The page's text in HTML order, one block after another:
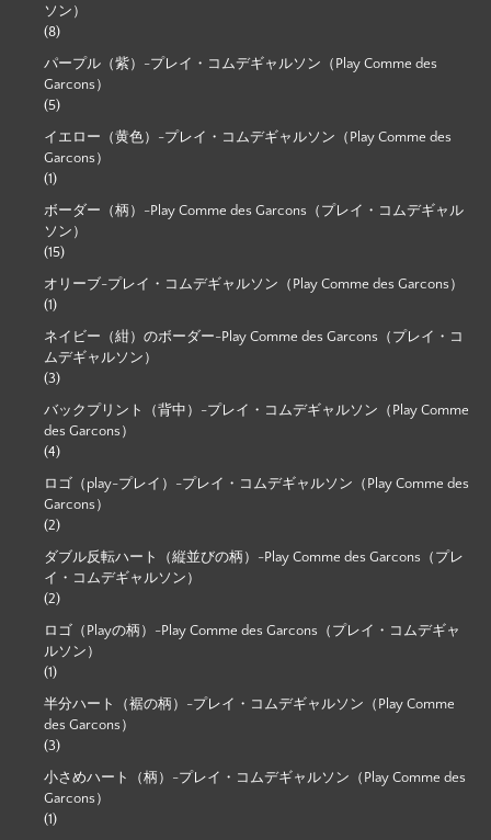
ソン）
(8)
パープル（紫）-プレイ・コムデギャルソン（Play Comme des
Garcons）
(5)
イエロー（黄色）-プレイ・コムデギャルソン（Play Comme des
Garcons）
(1)
ボーダー（柄）-Play Comme des Garcons（プレイ・コムデギャル
ソン）
(15)
オリーブ-プレイ・コムデギャルソン（Play Comme des Garcons）
(1)
ネイビー（紺）のボーダー-Play Comme des Garcons（プレイ・コ
ムデギャルソン）
(3)
バックプリント（背中）-プレイ・コムデギャルソン（Play Comme
des Garcons）
(4)
ロゴ（play-プレイ）-プレイ・コムデギャルソン（Play Comme des
Garcons）
(2)
ダブル反転ハート（縦並びの柄）-Play Comme des Garcons（プレ
イ・コムデギャルソン）
(2)
ロゴ（Playの柄）-Play Comme des Garcons（プレイ・コムデギャ
ルソン）
(1)
半分ハート（裾の柄）-プレイ・コムデギャルソン（Play Comme
des Garcons）
(3)
小さめハート（柄）-プレイ・コムデギャルソン（Play Comme des
Garcons）
(1)